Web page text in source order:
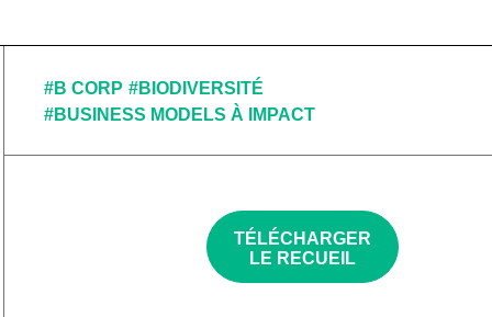
#B CORP #BIODIVERSITÉ
#BUSINESS MODELS À IMPACT
TÉLÉCHARGER
LE RECUEIL